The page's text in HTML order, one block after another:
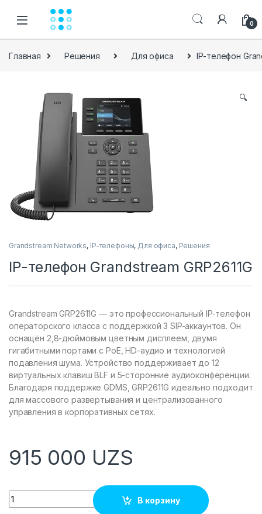
0
Главная Решения Для офиса IP-телефон
🔍
Grandstream Networks, IP-телефоны, Для офиса, Решения
IP-телефон Grandstream GRP2611G
Grandstream GRP2611G — это профессиональный IP-телефон
операторского класса с поддержкой 3 SIP-аккаунтов. Он
оснащён 2,8-дюймовым цветным дисплеем, двумя
гигабитными портами с PoE, HD-аудио и технологией
подавления шума. Устройство поддерживает до 12
виртуальных клавиш BLF и 5-сторонние аудиоконференции.
Благодаря поддержке GDMS, GRP2611G идеально подходит
для массового развертывания и централизованного
управления в корпоративных сетях.
915 000 UZS
Quantity
В корзину